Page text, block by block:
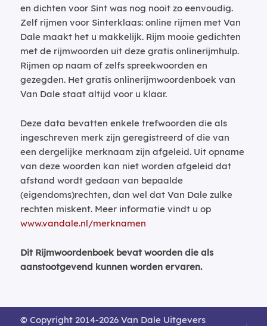
en dichten voor Sint was nog nooit zo eenvoudig.
Zelf rijmen voor Sinterklaas: online rijmen met Van
Dale maakt het u makkelijk. Rijm mooie gedichten
met de rijmwoorden uit deze gratis onlinerijmhulp.
Rijmen op naam of zelfs spreekwoorden en
gezegden. Het gratis onlinerijmwoordenboek van
Van Dale staat altijd voor u klaar.
Deze data bevatten enkele trefwoorden die als
ingeschreven merk zijn geregistreerd of die van
een dergelijke merknaam zijn afgeleid. Uit opname
van deze woorden kan niet worden afgeleid dat
afstand wordt gedaan van bepaalde
(eigendoms)rechten, dan wel dat Van Dale zulke
rechten miskent. Meer informatie vindt u op
www.vandale.nl/merknamen
Dit Rijmwoordenboek bevat woorden die als
aanstootgevend kunnen worden ervaren.
© Copyright 2014-2026 Van Dale Uitgevers